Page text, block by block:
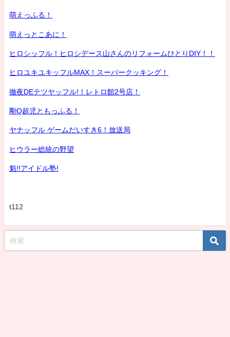
萌えっふる！
萌えっとこあに！
ヒロシッフル！ヒロシデース山さんのリフォームひとりDIY！！
ヒロユキユキッフルMAX！スーパークッキング！
徹夜DEテツヤッフル!！レトロ館2号店！
剛Q超児ともっふる！
ヤナッフル ゲームだいすき6！放送局
ヒウラー総統の野望
魁!!アイドル塾!
t112